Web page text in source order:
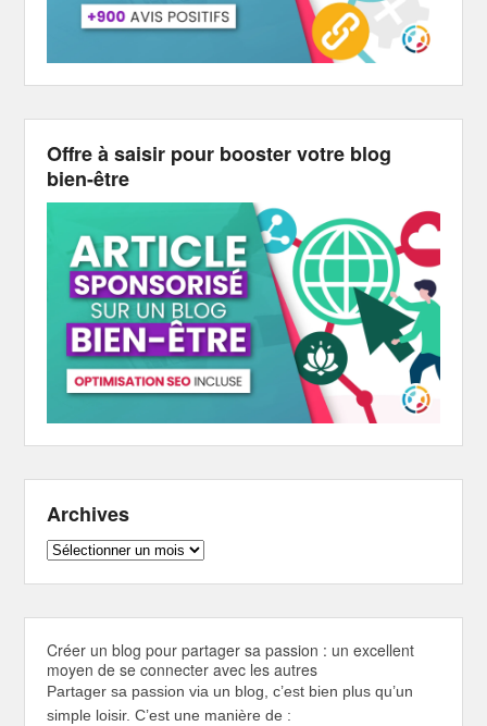
Offre à saisir pour booster votre blog
bien-être
Archives
Archives
Créer un blog pour partager sa passion : un excellent
moyen de se connecter avec les autres
Partager sa passion via un blog, c’est bien plus qu’un
simple loisir. C’est une manière de :